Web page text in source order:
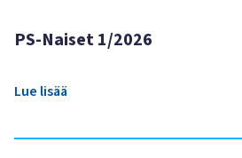
PS-Naiset 1/2026
Lue lisää